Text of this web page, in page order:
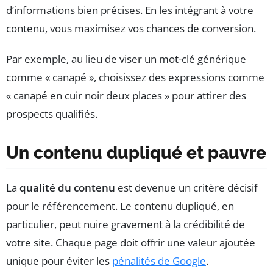
d’informations bien précises. En les intégrant à votre
contenu, vous maximisez vos chances de conversion.
Par exemple, au lieu de viser un mot-clé générique
comme « canapé », choisissez des expressions comme
« canapé en cuir noir deux places » pour attirer des
prospects qualifiés.
Un contenu dupliqué et pauvre
La qualité du contenu est devenue un critère décisif
pour le référencement. Le contenu dupliqué, en
particulier, peut nuire gravement à la crédibilité de
votre site. Chaque page doit offrir une valeur ajoutée
unique pour éviter les pénalités de Google.